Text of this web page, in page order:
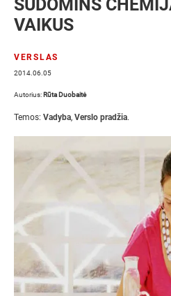
SUDOMINS
VAIKUS
VERSLAS
2014.06.05
Autorius: Rūta Duobaitė
Temos: Vadyba, Verslo pradžia.